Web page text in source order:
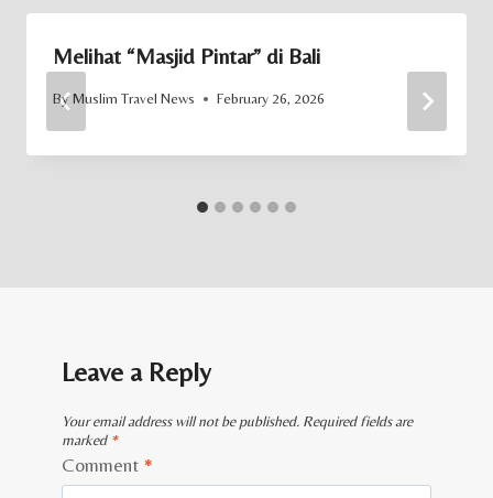
Melihat “Masjid Pintar” di Bali
By Muslim Travel News February 26, 2026
Leave a Reply
Your email address will not be published. Required fields are
marked *
Comment *